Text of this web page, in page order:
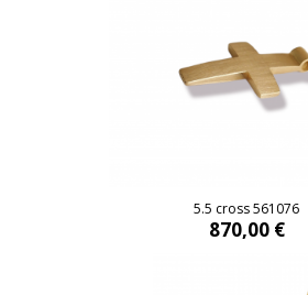
5.5 cross 561076
870,00 €
5.5 cross 561076
870,00 €